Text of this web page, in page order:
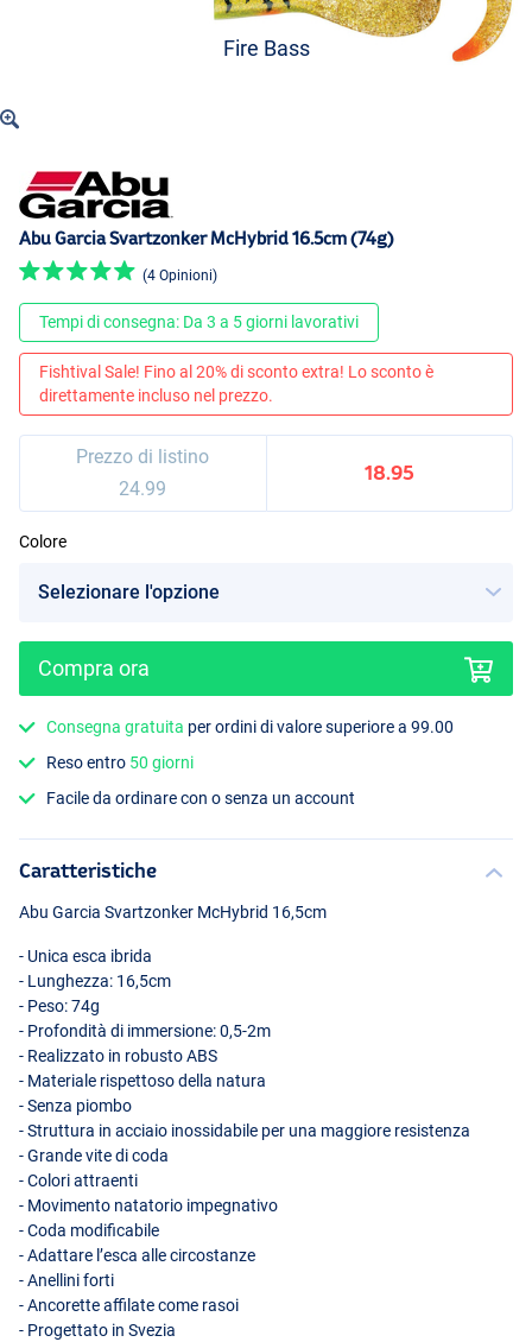
Fire Bass
Abu Garcia Svartzonker McHybrid 16.5cm (74g)
(4 Opinioni)
Tempi di consegna: Da 3 a 5 giorni lavorativi
Fishtival Sale! Fino al 20% di sconto extra! Lo sconto è
direttamente incluso nel prezzo.
Prezzo di listino
24.99
18.95
Colore
Compra ora
Consegna gratuita per ordini di valore superiore a 99.00
Reso entro 50 giorni
Facile da ordinare con o senza un account
Caratteristiche
Abu Garcia Svartzonker McHybrid 16,5cm
- Unica esca ibrida
- Lunghezza: 16,5cm
- Peso: 74g
- Profondità di immersione: 0,5-2m
- Realizzato in robustoABS
- Materiale rispettoso della natura
- Senza piombo
- Struttura in acciaio inossidabile per una maggiore resistenza
- Grande vite di coda
- Colori attraenti
- Movimento natatorio impegnativo
- Coda modificabile
- Adattare l’esca alle circostanze
- Anellini forti
- Ancorette affilate come rasoi
- Progettato in Svezia